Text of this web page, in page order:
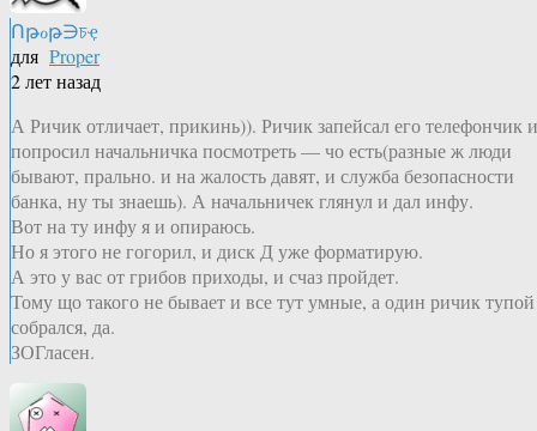
Ոթℴթ∋চҿ
для Proper
2 лет назад
А Ричик отличает, прикинь)). Ричик запейсал его телефончик и
попросил начальничка посмотреть — чо есть(разные ж люди
бывают, прально. и на жалость давят, и служба безопасности
банка, ну ты знаешь). А начальничек глянул и дал инфу.
Вот на ту инфу я и опираюсь.
Но я этого не гогорил, и диск Д уже форматирую.
А это у вас от грибов приходы, и счаз пройдет.
Тому що такого не бывает и все тут умные, а один ричик тупой
собрался, да.
ЗОГласен.